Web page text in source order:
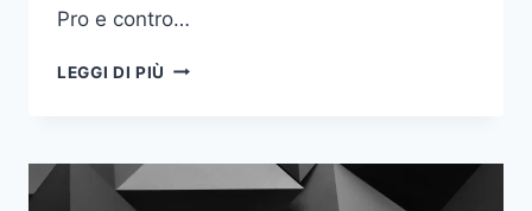
Pro e contro…
LEGGI DI PIÙ PERFORMER